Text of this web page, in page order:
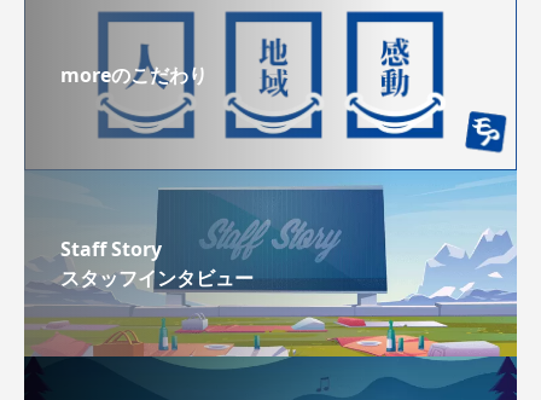
moreのこだわり
Staff Story
スタッフインタビュー